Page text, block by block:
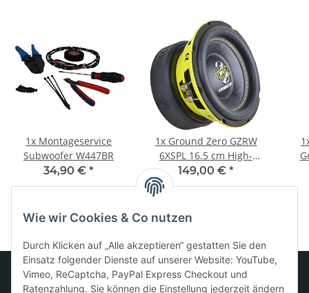
1x Montageservice
Subwoofer W447BR
34,90 € *
1x Ground Zero GZRW
6XSPL 16.5 cm High-
Quality SPL Subwoofer
149,00 € *
Wie wir Cookies & Co nutzen
Durch Klicken auf „Alle akzeptieren“ gestatten Sie den
Einsatz folgender Dienste auf unserer Website: YouTube,
Vimeo, ReCaptcha, PayPal Express Checkout und
Ratenzahlung. Sie können die Einstellung jederzeit ändern